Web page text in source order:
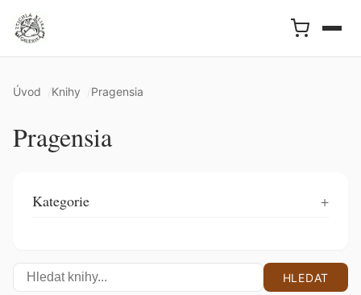
Úvod Knihy Pragensia
Pragensia
Kategorie
HLEDAT